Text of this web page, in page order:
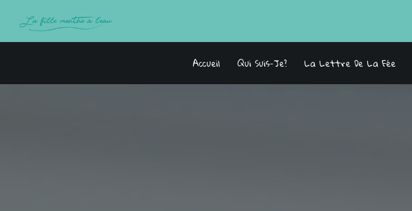
Accueil Qui Suis-Je? La Lettre De La Fée